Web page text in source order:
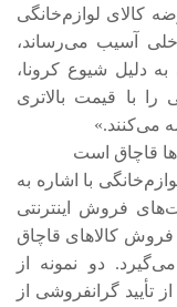
کالای لوازم‌خانگی
آسیب می‌رساند،
دلیل شیوع کرونا،
را با قیمت بالاتری
می‌کنند.»
با اشاره به
فروش اینترنتی
کالاهای قاچاق
دو نمونه از
ثبت شده، پس از تأیید گرانفروشی از